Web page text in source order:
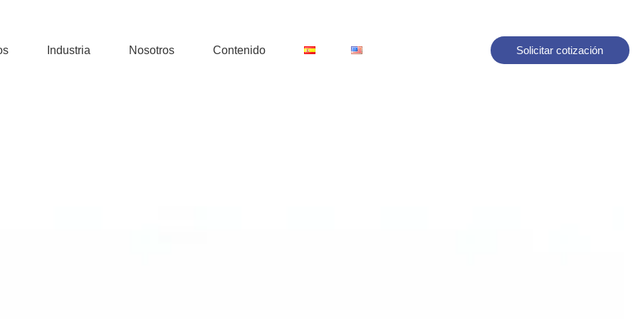
Industria Nosotros Contenido Solicitar cotización